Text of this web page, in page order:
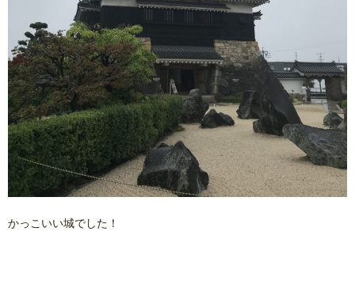
かっこいい城でした！